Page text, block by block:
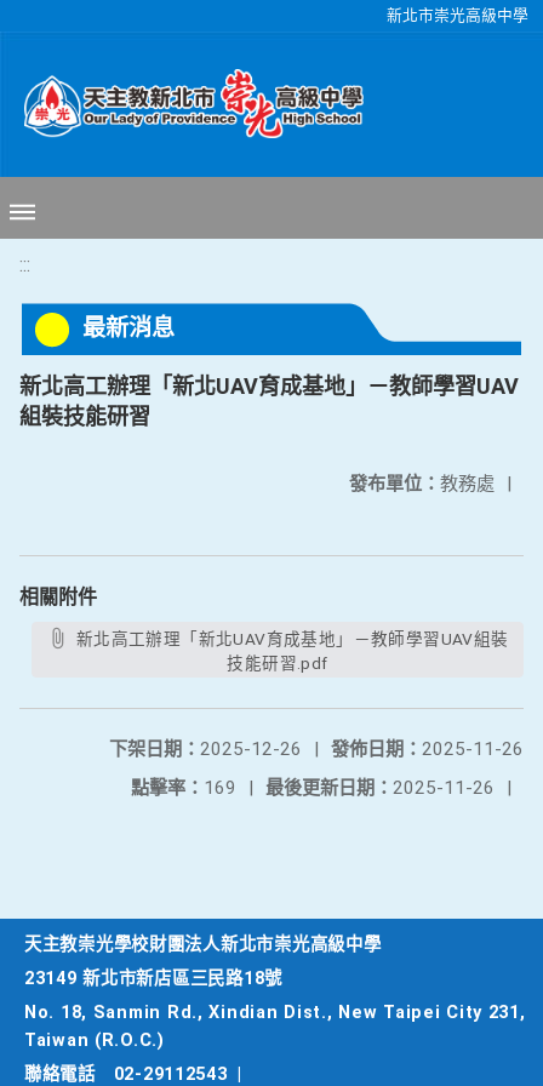
新北市崇光高級中學
:::
最新消息
新北高工辦理「新北UAV育成基地」－教師學習UAV
組裝技能研習
發布單位： 教務處 |
相關附件
技能研習.pdf
發佈日期： 2025-11-26
下架日期： 2025-12-26
|
最後更新日期： 2025-11-26 |
點擊率： 169 |
天主教崇光學校財團法人新北市崇光高級中學
23149 新北市新店區三民路18號
No. 18, Sanmin Rd., Xindian Dist., New Taipei City 231,
Taiwan (R.O.C.)
聯絡電話
02-29112543